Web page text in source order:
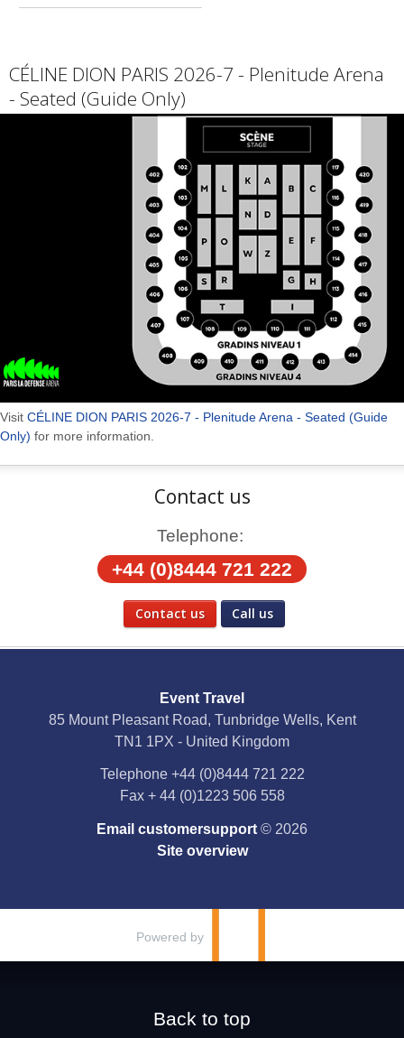
CÉLINE DION PARIS 2026-7 - Plenitude Arena
- Seated (Guide Only)
Visit CÉLINE DION PARIS 2026-7 - Plenitude Arena - Seated (Guide
Only) for more information.
Contact us
Telephone:
+44 (0)8444 721 222
Contact us Call us
YouTube
Instagram
Event Travel
85 Mount Pleasant Road, Tunbridge Wells, Kent
TN1 1PX - United Kingdom
Telephone +44 (0)8444 721 222
Fax + 44 (0)1223 506 558
Email customersupport © 2026
Site overview
Powered by
Back to top